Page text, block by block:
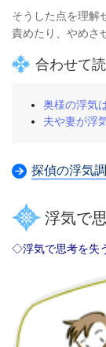
そうした点を理解
責めたり、やめさ
合わせて
奥様の浮気
夫や妻が浮
探偵の浮気
浮気で
◇浮気で思考を失